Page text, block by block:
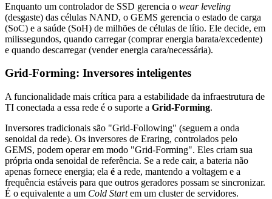
Enquanto um controlador de SSD gerencia o wear leveling
(desgaste) das células NAND, o GEMS gerencia o estado de carga
(SoC) e a saúde (SoH) de milhões de células de lítio. Ele decide, em
milissegundos, quando carregar (comprar energia barata/excedente)
e quando descarregar (vender energia cara/necessária).
Grid-Forming: Inversores inteligentes
A funcionalidade mais crítica para a estabilidade da infraestrutura de
TI conectada a essa rede é o suporte a Grid-Forming.
Inversores tradicionais são "Grid-Following" (seguem a onda
senoidal da rede). Os inversores de Eraring, controlados pelo
GEMS, podem operar em modo "Grid-Forming". Eles criam sua
própria onda senoidal de referência. Se a rede cair, a bateria não
apenas fornece energia; ela é a rede, mantendo a voltagem e a
frequência estáveis para que outros geradores possam se sincronizar.
É o equivalente a um Cold Startem um cluster de servidores.